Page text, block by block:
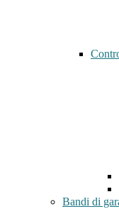
Bandi di